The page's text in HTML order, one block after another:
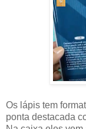
Os lápis tem
ponta destacada